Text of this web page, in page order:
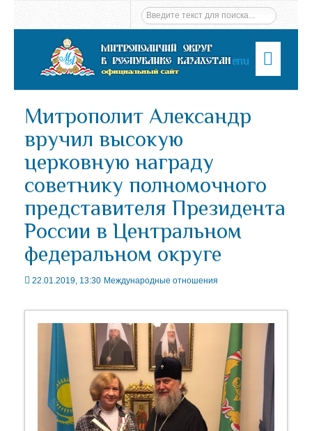
Menu
Митрополит Александр
вручил высокую
церковную награду
советнику полномочного
представителя Президента
России в Центральном
федеральном округе
22.01.2019, 13:30 Международные отношения